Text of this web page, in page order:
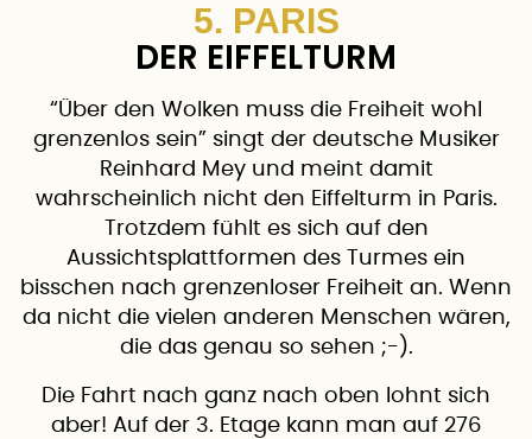
5. PARIS
DER EIFFELTURM
“Über den Wolken muss die Freiheit wohl
grenzenlos sein” singt der deutsche Musiker
Reinhard Mey und meint damit
wahrscheinlich nicht den Eiffelturm in Paris.
Trotzdem fühlt es sich auf den
Aussichtsplattformen des Turmes ein
bisschen nach grenzenloser Freiheit an. Wenn
da nicht die vielen anderen Menschen wären,
die das genau so sehen ;-).
Die Fahrt nach ganz nach oben lohnt sich
aber! Auf der 3. Etage kann man auf 276